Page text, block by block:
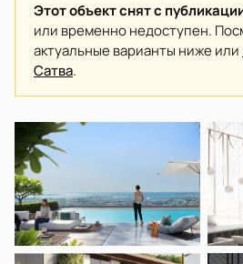
Этот объект снят с
или временно недоступен.
актуальные варианты ниже или
Сатва.
НА ПРОДАЖУ